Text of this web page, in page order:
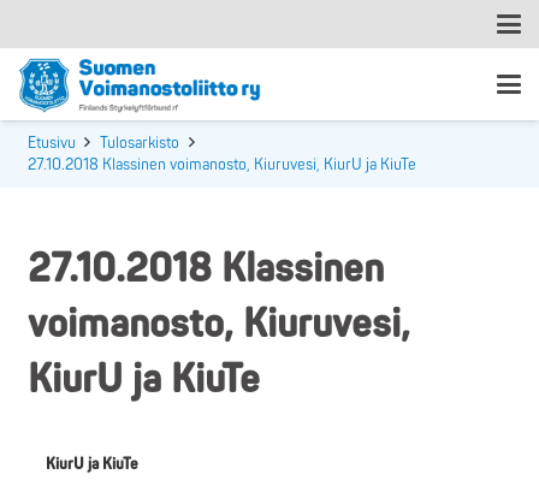
Etusivu
Tulosarkisto
27.10.2018 Klassinen voimanosto, Kiuruvesi, KiurU ja KiuTe
27.10.2018 Klassinen
voimanosto, Kiuruvesi,
KiurU ja KiuTe
KiurU ja KiuTe